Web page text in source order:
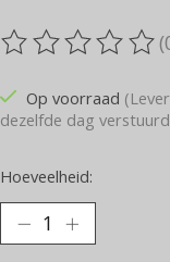
De beoordeling
Op voorraad
dezelfde dag
Hoeveelheid: